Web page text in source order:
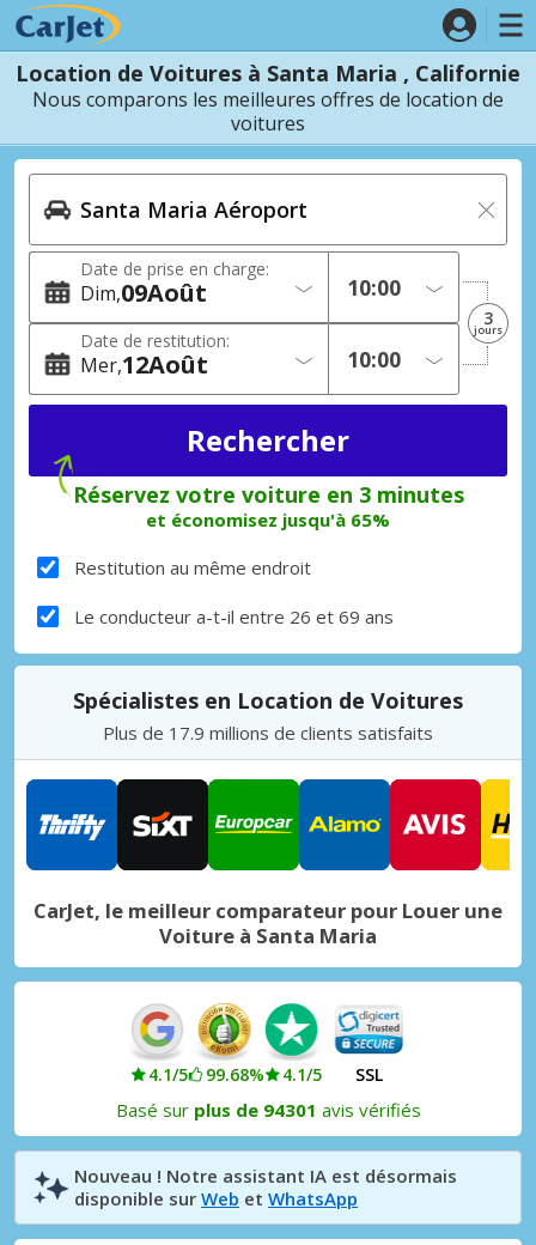
Location de Voitures à Santa Maria , Californie
Nous comparons les meilleures offres de location de
voitures
Date de prise en charge:
Dim 09Août
Date de restitution:
Mer 12Août
3
jours
Réservez votre voiture en 3 minutes
et économisez jusqu'à 65%
Restitution au même endroit
Le conducteur a-t-il entre 26 et 69 ans
Spécialistes en Location de Voitures
Plus de 17.9 millions de clients satisfaits
CarJet, le meilleur comparateur pour Louer une
Voiture à Santa Maria
4.1/5 99.68% 4.1/5 SSL
Basé sur plus de 94301 avis vérifiés
Nouveau ! Notre assistant IA est désormais
disponible sur Web et WhatsApp